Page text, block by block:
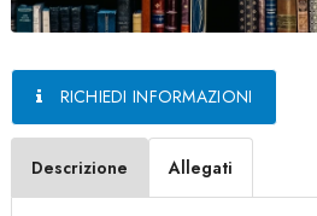
RICHIEDI INFORMAZIONI
Descrizione Allegati